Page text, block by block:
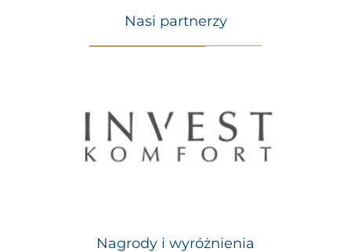
Nasi partnerzy
Nagrody i wyróżnienia